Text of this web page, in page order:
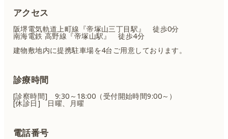
アクセス
阪堺電気軌道上町線『帝塚山三丁目駅』 徒歩0分
南海電鉄 高野線『帝塚山駅』 徒歩4分
建物敷地内に提携駐車場を4台ご用意しております。
診療時間
[診察時間] 9:30～18:00（受付開始時間9:00～）
[休診日] 日曜、月曜
電話番号